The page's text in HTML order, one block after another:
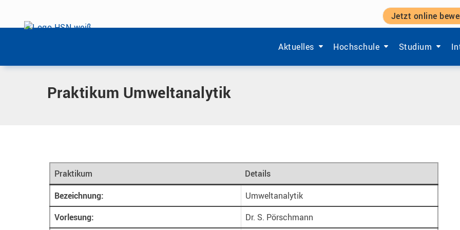
Jetzt online
Aktuelles
Zeige Menü-Unterpunkte von 'Aktuelles'.
Hochschule
Zeige Menü-Unterpunkte von
Studium
Zeige Menü-
Home|Praktika|Umweltanalytik
Praktikum Umweltanalytik
Praktikum
Details
Bezeichnung:
Umweltanalytik
Vorlesung:
Dr. S. Pörschmann